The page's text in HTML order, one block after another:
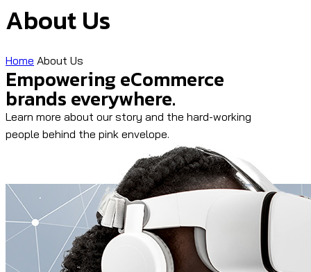
About Us
Home About Us
Empowering eCommerce
brands everywhere.
Learn more about our story and the hard-working
people behind the pink envelope.